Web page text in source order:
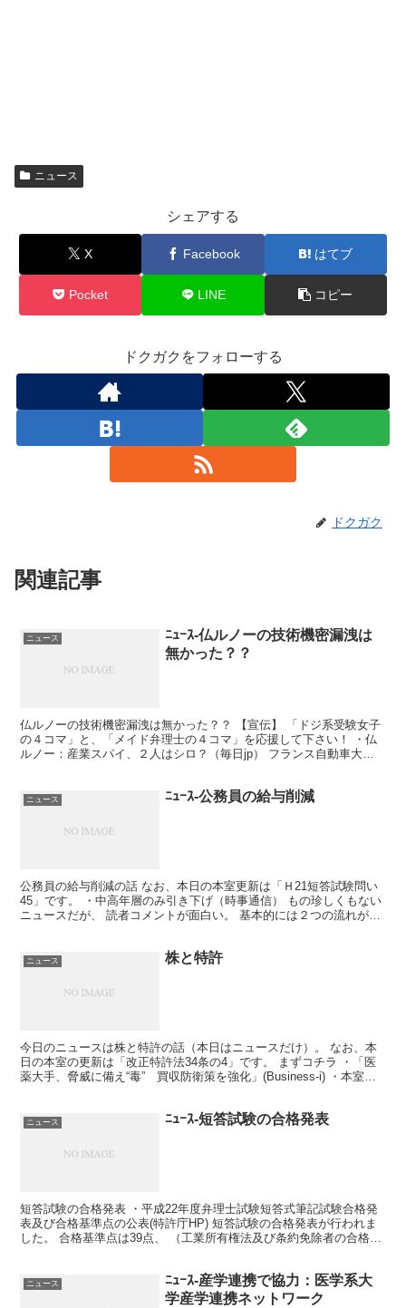
ニュース
シェアする
X Facebook はてブ
Pocket LINE コピー
ドクガクをフォローする
ドクガク
関連記事
ニュース
ﾆｭｰｽ-仏ルノーの技術機密漏洩は
無かった？？
仏ルノーの技術機密漏洩は無かった？？ 【宣伝】 「ドジ系受験女子
の４コマ」と、「メイド弁理士の４コマ」を応援して下さい！ ・仏
ルノー：産業スパイ、２人はシロ？（毎日jp） フランス自動車大
ニュース ﾆｭｰｽ-公務員の給与削減
公務員の給与削減の話 なお、本日の本室更新は「Ｈ21短答試験問い
45」です。 ・中高年層のみ引き下げ（時事通信） もの珍しくもない
ニュースだが、 読者コメントが面白い。 基本的には２つの流れがあ
ニュース 株と特許
今日のニュースは株と特許の話（本日はニュースだけ）。 なお、本
日の本室の更新は「改正特許法34条の4」です。 まずコチラ ・「医
薬大手、脅威に備え“毒” 買収防衛策を強化」(Business-i) ・本室の
ニュース ﾆｭｰｽ-短答試験の合格発表
短答試験の合格発表 ・平成22年度弁理士試験短答式筆記試験合格発
表及び合格基準点の公表(特許庁HP) 短答試験の合格発表が行われま
した。 合格基準点は39点、 （工業所有権法及び条約免除者の合格基
ニュース
ﾆｭｰｽ-産学連携で協力：医学系大
学産学連携ネットワーク